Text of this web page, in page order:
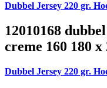
Dubbel Jersey 220 gr.
12010168
creme 160 180
Dubbel Jersey 220 gr.